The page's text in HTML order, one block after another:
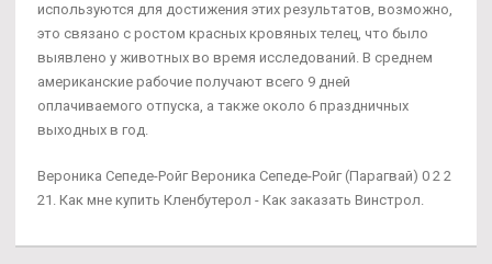
используются для достижения этих результатов, возможно,
это связано с ростом красных кровяных телец, что было
выявлено у животных во время исследований. В среднем
американские рабочие получают всего 9 дней
оплачиваемого отпуска, а также около 6 праздничных
выходных в год.
Вероника Сепеде-Ройг Вероника Сепеде-Ройг (Парагвай) 0 2 2
21. Как мне купить Кленбутерол - Как заказать Винстрол.